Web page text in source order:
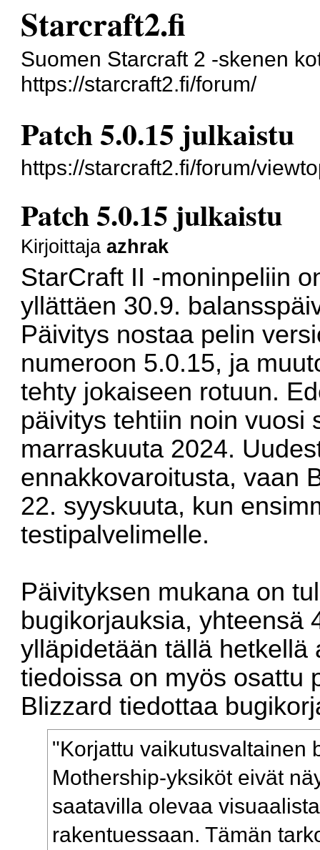
Starcraft2.fi
Suomen Starcraft 2 -skenen
https://starcraft2.fi/forum/
Patch 5.0.15 julkaistu
https://starcraft2.fi/forum/
Patch 5.0.15 julkaistu
Kirjoittajaazhrak
StarCraft II -moninpeliin
yllättäen 30.9.
Päivitys nostaa pelin
numeroon 5.0.15, ja
tehty jokaiseen rotuun.
päivitys tehtiin noin vuosi
marraskuuta 2024.
ennakkovaroitusta, vaan
22. syyskuuta, kun
testipalvelimelle.
Päivityksen mukana on
bugikorjauksia, yhteensä
ylläpidetään tällä hetkellä
tiedoissa on myös osattu
Blizzard tiedottaa
"Korjattu vaikutusvaltainen
Mothership-yksiköt eivät
saatavilla olevaa
rakentuessaan. Tämän